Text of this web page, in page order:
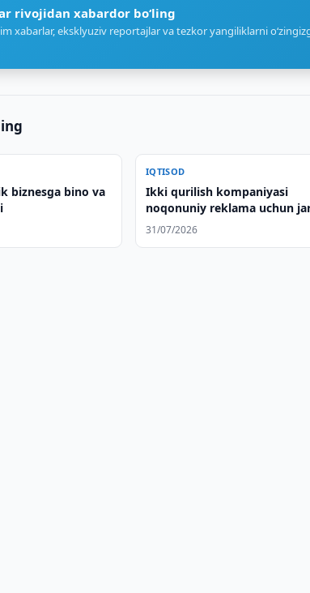
rivojidan xabardor bo‘ling
xabarlar, eksklyuziv reportajlar va tezkor yangiliklarni
biznesga bino va
IQTISOD
Ikki qurilish kompaniyasi
noqonuniy reklama uchun
tortildi
31/07/2026